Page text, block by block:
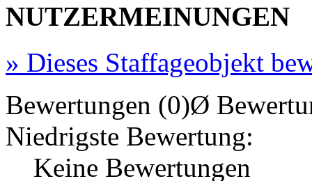
NUTZERMEINUNGEN
» Dieses Staffageobjekt
Bewertungen (0)Ø
Niedrigste Bewertung:
Keine Bewertungen